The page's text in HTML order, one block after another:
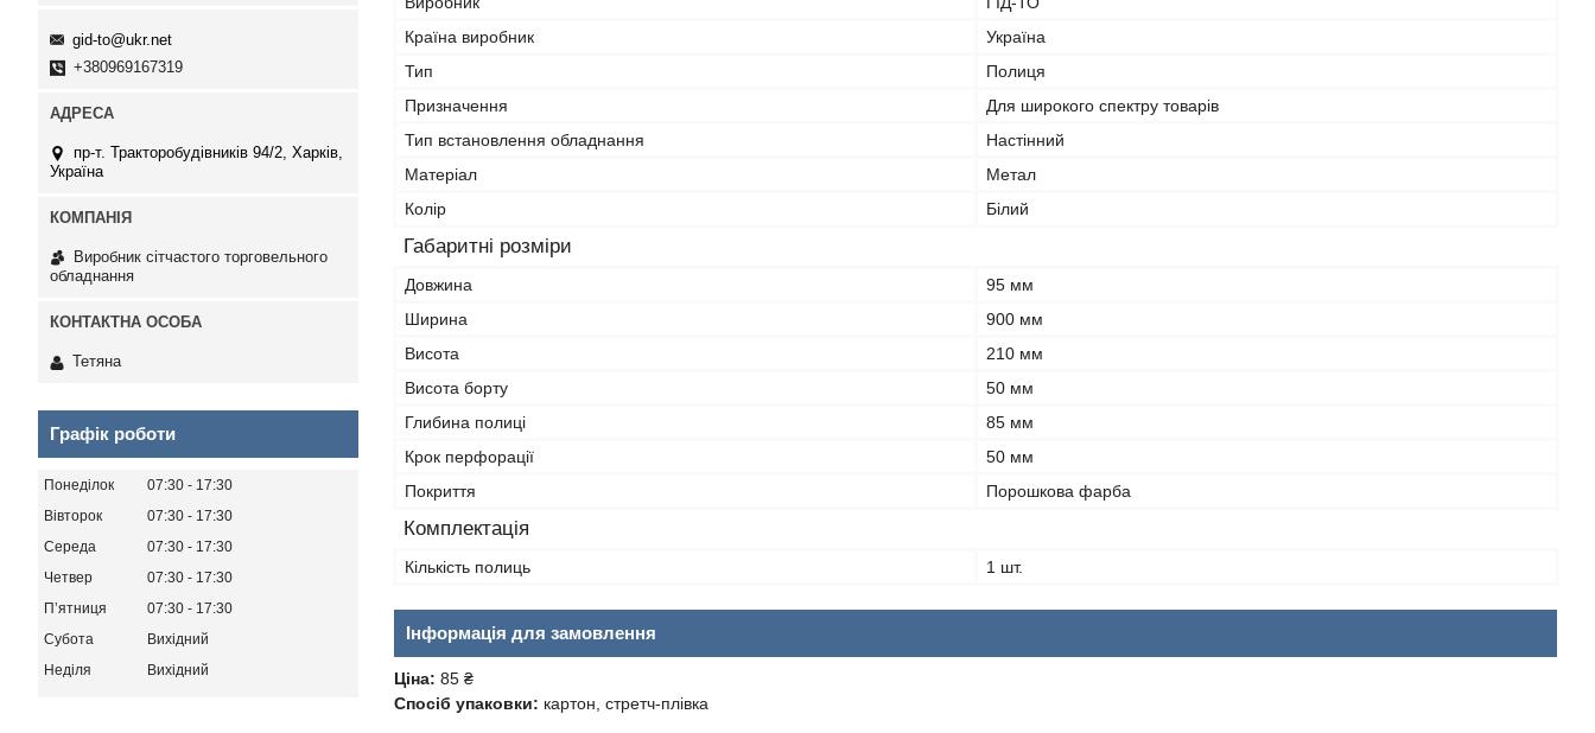
Країна виробник
Україна
Тип
Полиця
Призначення
Для широкого спектру товарів
Тип встановлення обладнання
Настінний
Матеріал
Метал
Колір
Білий
Габаритні розміри
Довжина
95 мм
Ширина
900 мм
Висота
210 мм
Висота борту
50 мм
Глибина полиці
85 мм
Крок перфорації
50 мм
Покриття
Порошкова фарба
Комплектація
Кількість полиць 1 шт.
Інформація для замовлення
Ціна: 85 ₴
Спосіб упаковки: картон, стретч-плівка
gid-to@ukr.net
+380969167319
пр-т. Тракторобудівників 94/2, Харків,
Україна
Виробник сітчастого торговельного
обладнання
Тетяна
Графік роботи
Понеділок 07:30
17:30
Вівторок
07:30
17:30
Середа
07:30
17:30
Четвер
07:30
17:30
Пʼятниця
07:30
17:30
Субота
Вихідний
Неділя
Вихідний